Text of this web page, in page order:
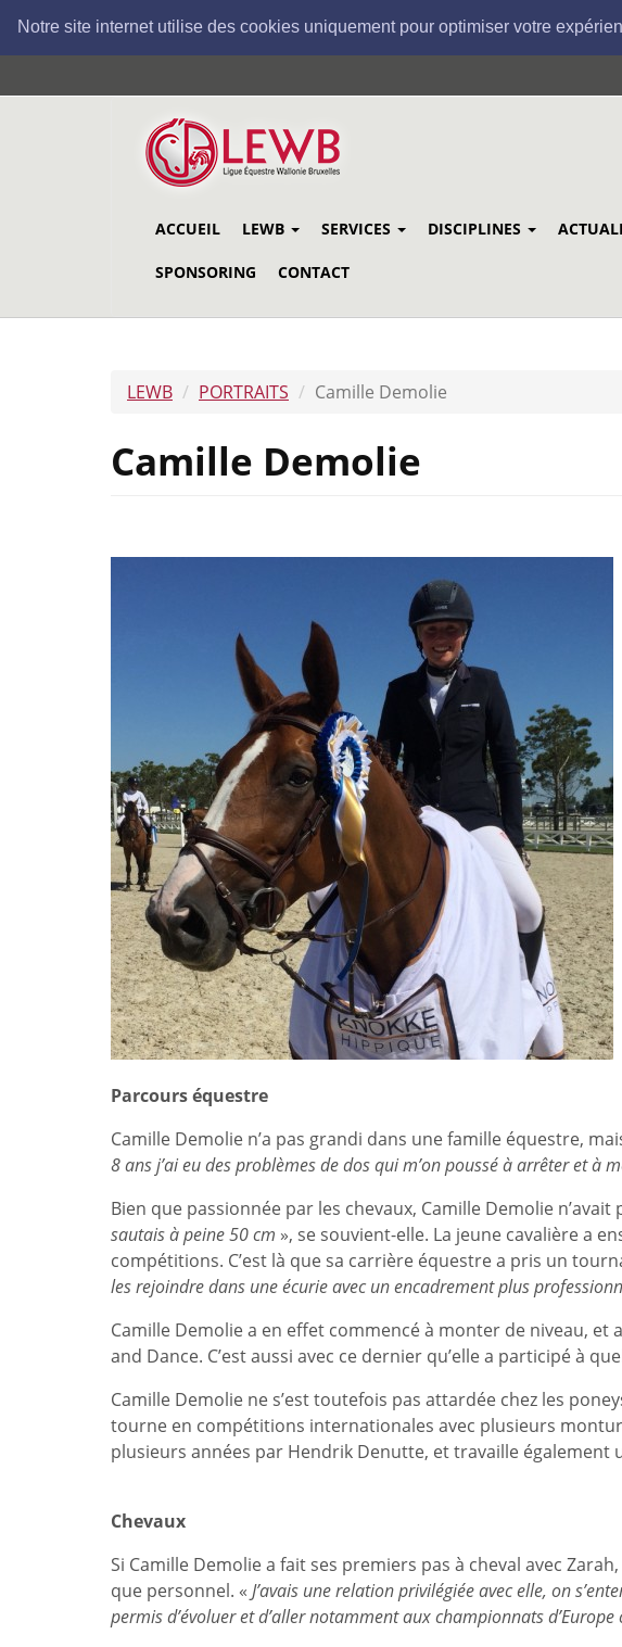
Notre site internet utilise des cookies uniquement pour optimiser votre
au
ACCUEIL LEWB SERVICES DISCIPLINES
SPONSORING CONTACT
LEWB PORTRAITS Camille Demolie
Camille Demolie
Parcours équestre
Camille Demolie n’a pas grandi dans une famille équestre,
8 ans j’ai eu des problèmes de dos qui m’on poussé à arrêter et à
Bien que passionnée par les chevaux, Camille Demolie
sautais à peine 50 cm », se souvient-elle. La jeune cavalière a
compétitions. C’est là que sa carrière équestre a pris un
les rejoindre dans une écurie avec un encadrement plus
Camille Demolie a en effet commencé à monter de niveau, et
and Dance. C’est aussi avec ce dernier qu’elle a participé à
Camille Demolie ne s’est toutefois pas attardée chez les
tourne en compétitions internationales avec plusieurs
plusieurs années par Hendrik Denutte, et travaille également
Chevaux
Si Camille Demolie a fait ses premiers pas à cheval avec
que personnel. « J’avais une relation privilégiée avec elle, on
permis d’évoluer et d’aller notamment aux championnats